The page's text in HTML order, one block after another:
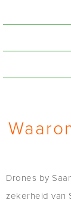
Drones by
zekerheid van